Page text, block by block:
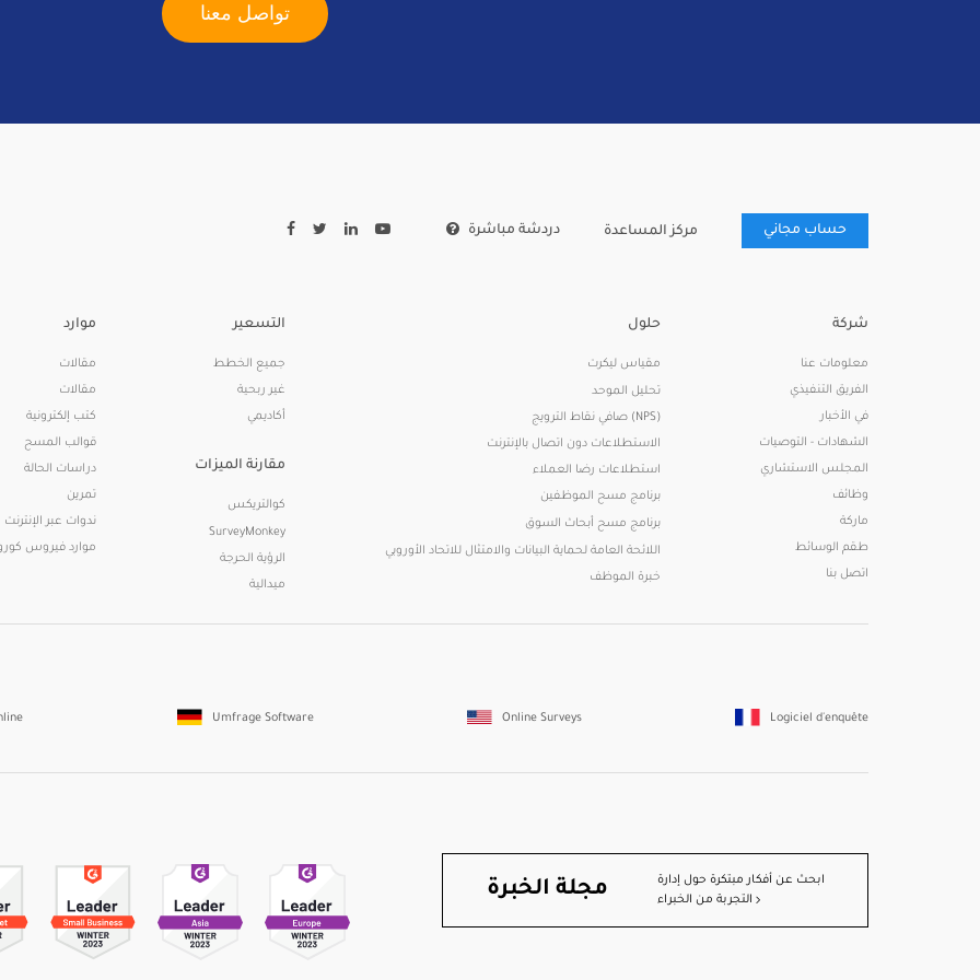
تواصل معنا
مركز المساعدة دردشة مباشرة حساب مجاني
موارد
مقالات
مقالات
كتب إلكترونية
قوالب المسح
دراسات الحالة
تمرين
ندوات عبر الإنترنت
موارد فيروس
التسعير
جميع الخطط
غير ربحية
أكاديمي
مقارنة الميزات
كوالتريكس
SurveyMonkey
الرؤية الحرجة
ميدالية
حلول
مقياس ليكرت
تحليل الموحد
صافي نقاط الترويج (NPS)
الاستطلاعات دون اتصال بالإنترنت
استطلاعات رضا العملاء
برنامج مسح الموظفين
برنامج مسح أبحاث السوق
اللائحة العامة لحماية البيانات والامتثال للاتحاد الأوروبي
خبرة الموظف
شركة
معلومات عنا
الفريق التنفيذي
في الأخبار
الشهادات - التوصيات
المجلس الاستشاري
وظائف
ماركة
طقم الوسائط
اتصل بنا
Umfrage Software Online Surveys Logiciel d'enquête
مجلة الخبرة
ابحث عن أفكار مبتكرة حول إدارة